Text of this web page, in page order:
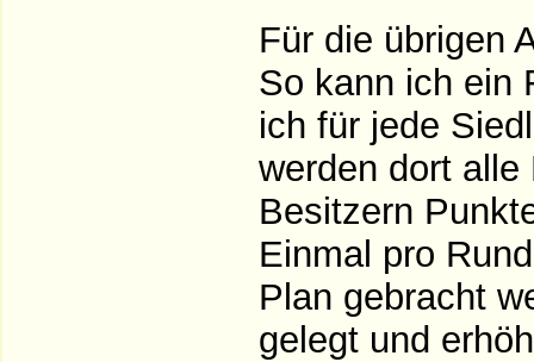
Für die übrigen
So kann ich ein
ich für jede
werden dort
Besitzern
Einmal pro
Plan gebracht
gelegt und